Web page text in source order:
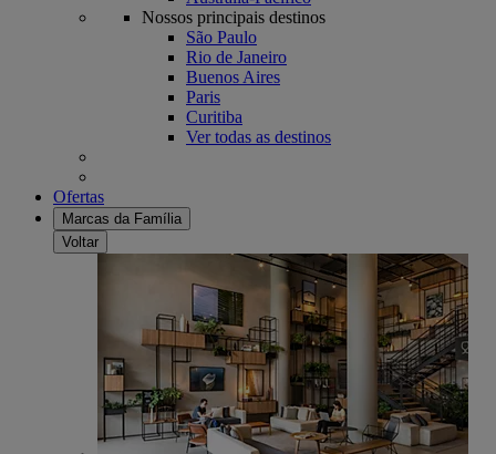
Nossos principais destinos
São Paulo
Rio de Janeiro
Buenos Aires
Paris
Curitiba
Ver todas as destinos
Ofertas
Marcas da Família
Voltar